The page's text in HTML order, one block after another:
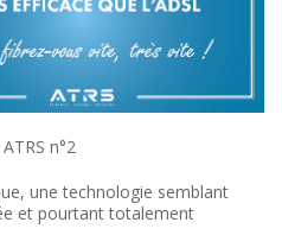
n°2
une technologie semblant
et pourtant totalement